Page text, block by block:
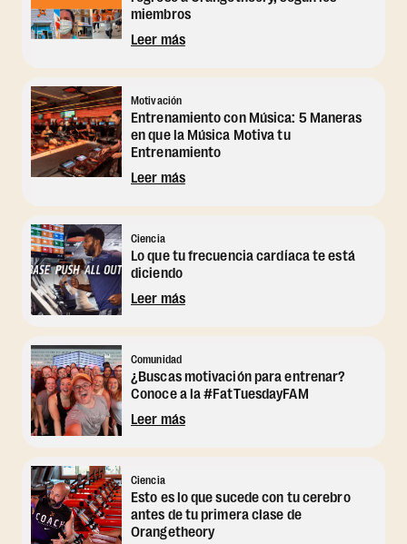
miembros
Leer más
Motivación
Entrenamiento con Música: 5 Maneras
en que la Música Motiva tu
Entrenamiento
Leer más
Ciencia
Lo que tu frecuencia cardíaca te está
diciendo
Leer más
Comunidad
¿Buscas motivación para entrenar?
Conoce a la #FatTuesdayFAM
Leer más
Ciencia
Esto es lo que sucede con tu cerebro
antes de tu primera clase de
Orangetheory